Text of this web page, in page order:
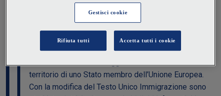
Roberta Cristaldi
Dal 22 maggio 2026 si applicano le disposizioni sul
nuovo modello di permesso che consente ai
territorio di uno Stato membro dell’Unione Europea.
Con la modifica del Testo Unico Immigrazione sono